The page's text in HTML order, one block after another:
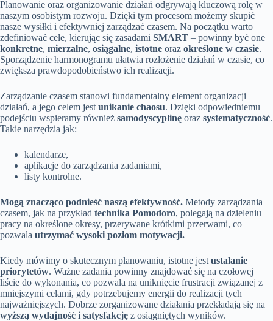
Planowanie oraz organizowanie działań odgrywają kluczową rolę w
naszym osobistym rozwoju. Dzięki tym procesom możemy skupić
nasze wysiłki i efektywniej zarządzać czasem. Na początku warto
zdefiniować cele, kierując się zasadami SMART – powinny być one
konkretne, mierzalne, osiągalne, istotne oraz określone w czasie.
Sporządzenie harmonogramu ułatwia rozłożenie działań w czasie, co
zwiększa prawdopodobieństwo ich realizacji.
Zarządzanie czasem stanowi fundamentalny element organizacji
działań, a jego celem jest unikanie chaosu. Dzięki odpowiedniemu
podejściu wspieramy również samodyscyplinę oraz systematyczność.
Takie narzędzia jak:
kalendarze,
aplikacje do zarządzania zadaniami,
listy kontrolne.
Mogą znacząco podnieść naszą efektywność. Metody zarządzania
czasem, jak na przykład technika Pomodoro, polegają na dzieleniu
pracy na określone okresy, przerywane krótkimi przerwami, co
pozwala utrzymać wysoki poziom motywacji.
Kiedy mówimy o skutecznym planowaniu, istotne jest ustalanie
priorytetów. Ważne zadania powinny znajdować się na czołowej
liście do wykonania, co pozwala na uniknięcie frustracji związanej z
mniejszymi celami, gdy potrzebujemy energii do realizacji tych
najważniejszych. Dobrze zorganizowane działania przekładają się na
wyższą wydajność i satysfakcję z osiągniętych wyników.